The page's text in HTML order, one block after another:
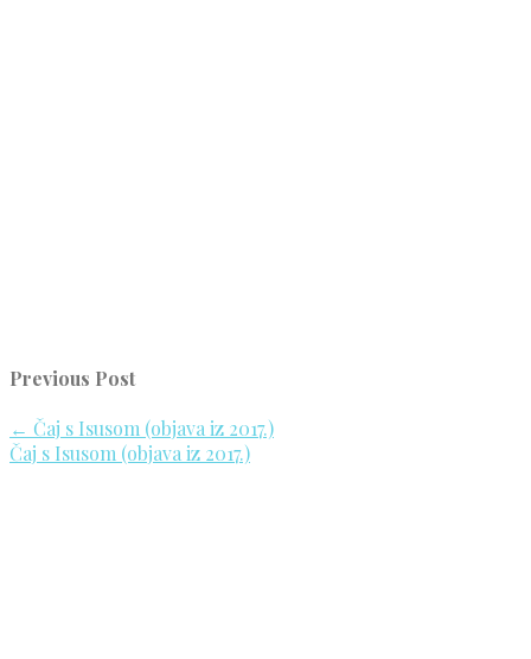
Previous Post
← Čaj s Isusom (objava iz 2017.)
Čaj s Isusom (objava iz 2017.)